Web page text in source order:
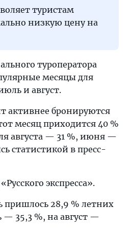
туристам
низкую цену на
туроператора
месяцы для
и август.
активнее бронируются
месяц приходится 40 %
августа — 31 %, июня —
статистикой в пресс-
экспресса».
пришлось 28,9 % летних
— 35,3 %, на август —